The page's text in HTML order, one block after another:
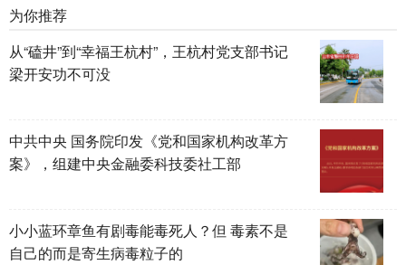
为你推荐
从“磕井”到“幸福王杭村”，王杭村党支部书记
梁开安功不可没
中共中央 国务院印发《党和国家机构改革方
案》，组建中央金融委科技委社工部
小小蓝环章鱼有剧毒能毒死人？但 毒素不是
自己的而是寄生病毒粒子的